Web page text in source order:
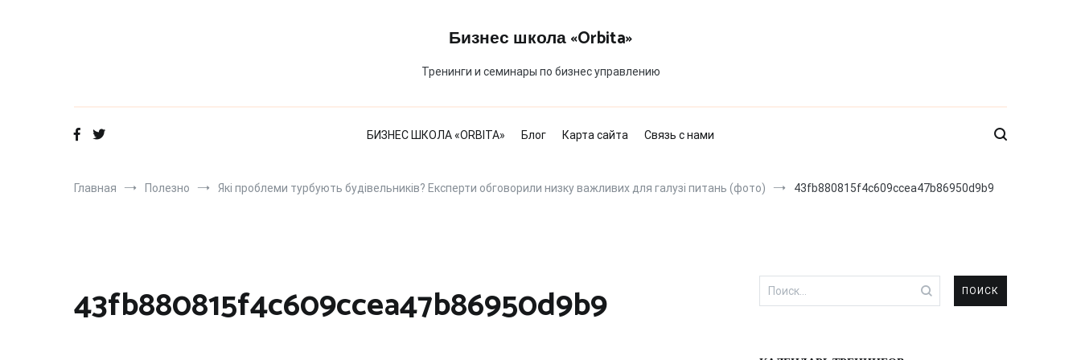
Бизнес школа «Orbita»
Тренинги и семинары по бизнес управлению
БИЗНЕС ШКОЛА «ORBITA» Блог Карта сайта Связь с нами
Главная Полезно Які проблеми турбують будівельників? Експерти обговорили низку важливих для галузі питань (фото) 43fb880815f4c609ccea47b86950d9b9
43fb880815f4c609ccea47b86950d9b9 Найти: